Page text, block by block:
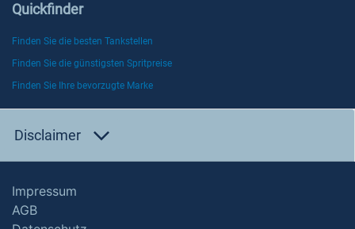
Quickfinder
Finden Sie die besten Tankstellen
Finden Sie die günstigsten Spritpreise
Finden Sie Ihre bevorzugte Marke
Disclaimer
Impressum
AGB